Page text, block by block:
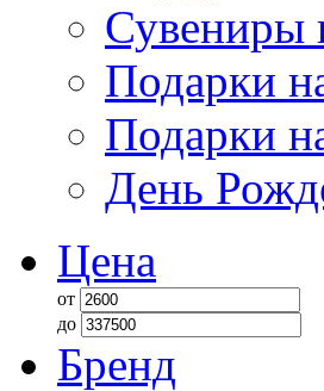
Сувениры
Подарки
Подарки
День
Цена
от
до
Бренд